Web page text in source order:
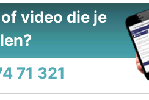
video die je
71 321